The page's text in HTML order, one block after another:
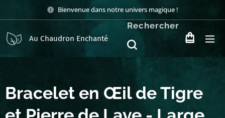
Bienvenue dans notre univers magique !
Au Chaudron Enchanté
Rechercher
Bracelet en Œil de Tigre